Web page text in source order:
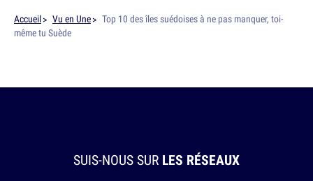
Accueil Vu en Une
Top 10 des îles suédoises à ne pas manquer, toi-
même tu Suède
SUIS-NOUS SUR LES RÉSEAUX